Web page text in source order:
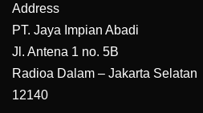
Address
PT. Jaya Impian Abadi
Jl. Antena 1 no. 5B
Radioa Dalam – Jakarta Selatan
12140